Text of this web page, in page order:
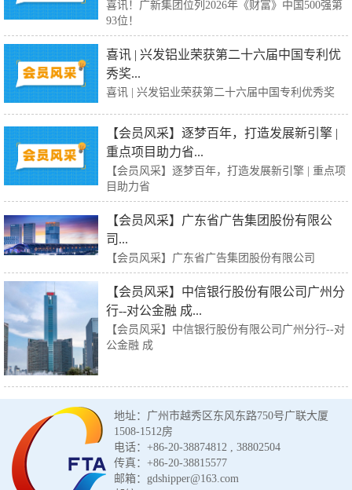
喜讯！广新集团位列2026年《财富》中国500强第
93位！
喜讯 | 兴发铝业荣获第二十六届中国专利优
秀奖...
喜讯 | 兴发铝业荣获第二十六届中国专利优秀奖
【会员风采】逐梦百年，打造发展新引擎 |
重点项目助力省...
【会员风采】逐梦百年，打造发展新引擎 | 重点项
目助力省
【会员风采】广东省广告集团股份有限公
司...
【会员风采】广东省广告集团股份有限公司
【会员风采】中信银行股份有限公司广州分
行--对公金融 成...
【会员风采】中信银行股份有限公司广州分行--对
公金融 成
地址：广州市越秀区东风东路750号广联大厦
1508-1512房
电话：+86-20-38874812 , 38802504
传真：+86-20-38815577
邮箱：gdshipper@163.com